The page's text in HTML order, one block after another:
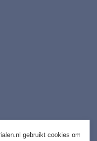
gebruikt cookies om